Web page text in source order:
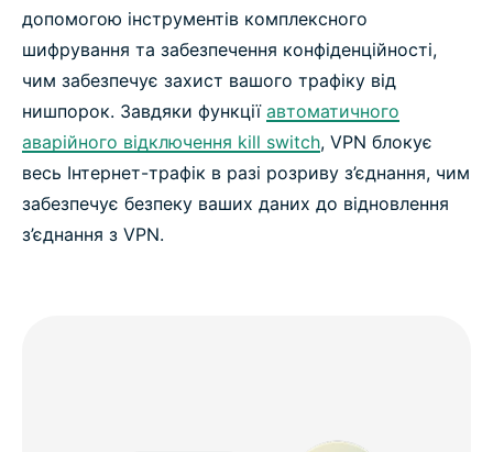
допомогою інструментів комплексного
шифрування та забезпечення конфіденційності,
чим забезпечує захист вашого трафіку від
нишпорок. Завдяки функції автоматичного
аварійного відключення kill switch, VPN блокує
весь Інтернет-трафік в разі розриву з’єднання, чим
забезпечує безпеку ваших даних до відновлення
з’єднання з VPN.